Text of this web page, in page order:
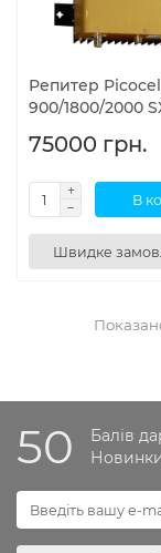
Репитер
900/1800/2000
75000 грн.
В
Швидке
50
Балів